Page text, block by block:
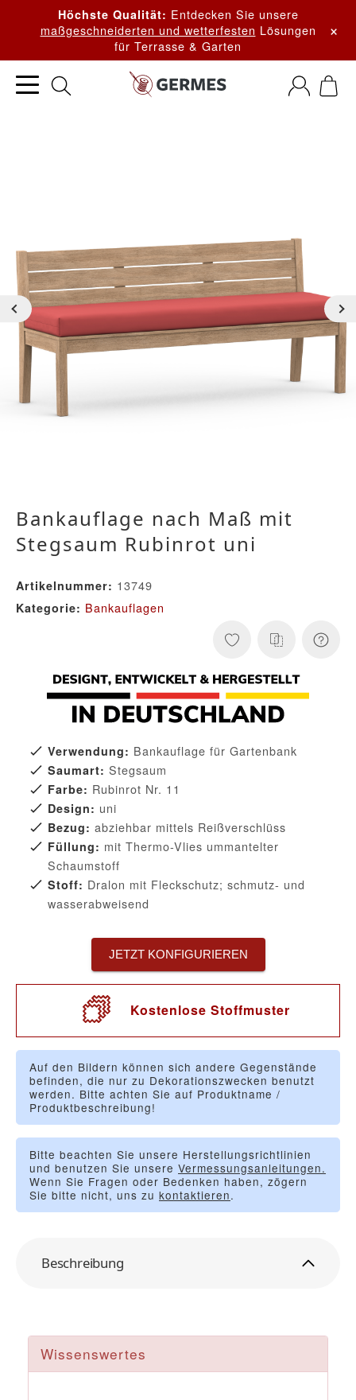
Höchste Qualität: Entdecken Sie unsere
maßgeschneiderten und wetterfesten Lösungen
für Terrasse & Garten
×
Bankauflage nach Maß mit
Stegsaum Rubinrot uni
Artikelnummer: 13749
Kategorie: Bankauflagen
Verwendung: Bankauflage für Gartenbank
Saumart: Stegsaum
Farbe: Rubinrot Nr. 11
Design: uni
Bezug: abziehbar mittels Reißverschlüss
Füllung: mit Thermo-Vlies ummantelter
Schaumstoff
Stoff: Dralon mit Fleckschutz; schmutz- und
wasserabweisend
JETZT KONFIGURIEREN
Kostenlose Stoffmuster
Auf den Bildern können sich andere Gegenstände
befinden, die nur zu Dekorationszwecken benutzt
werden. Bitte achten Sie auf Produktname /
Produktbeschreibung!
Bitte beachten Sie unsere Herstellungsrichtlinien
und benutzen Sie unsere Vermessungsanleitungen.
Wenn Sie Fragen oder Bedenken haben, zögern
Sie bitte nicht, uns zu kontaktieren.
Beschreibung
Wissenswertes